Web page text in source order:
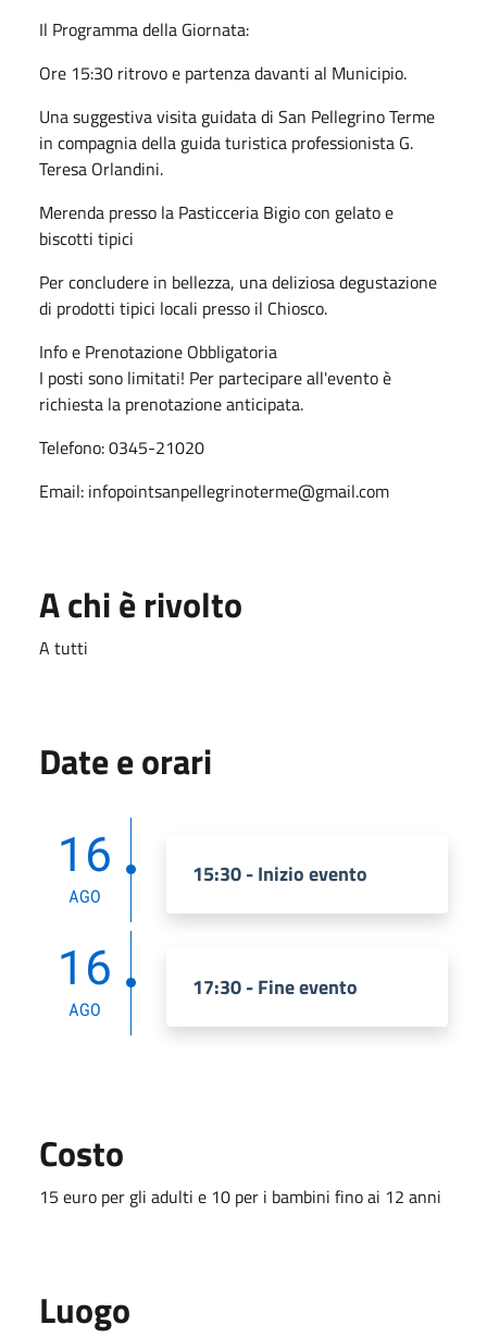
Il Programma della Giornata:
Ore 15:30 ritrovo e partenza davanti al Municipio.
Una suggestiva visita guidata di San Pellegrino Terme
in compagnia della guida turistica professionista G.
Teresa Orlandini.
Merenda presso la Pasticceria Bigio con gelato e
biscotti tipici
Per concludere in bellezza, una deliziosa degustazione
di prodotti tipici locali presso il Chiosco.
Info e Prenotazione Obbligatoria
I posti sono limitati! Per partecipare all'evento è
richiesta la prenotazione anticipata.
Telefono: 0345-21020
Email: infopointsanpellegrinoterme@gmail.com
A chi è rivolto
A tutti
Date e orari
16
AGO
15:30 - Inizio evento
16
AGO
17:30 - Fine evento
Costo
15 euro per gli adulti e 10 per i bambini fino ai 12 anni
Luogo